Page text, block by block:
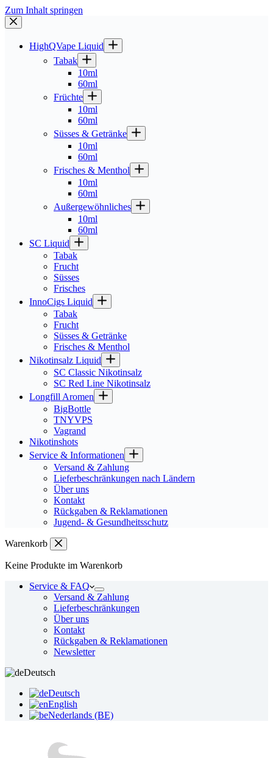
Zum Inhalt springen
HighQVape Liquid
Tabak
10ml
60ml
Früchte
10ml
60ml
Süsses & Getränke
10ml
60ml
Frisches & Menthol
10ml
60ml
Außergewöhnliches
10ml
60ml
SC Liquid
Tabak
Frucht
Süsses
Frisches
InnoCigs Liquid
Tabak
Frucht
Süsses & Getränke
Frisches & Menthol
Nikotinsalz Liquid
SC Classic Nikotinsalz
SC Red Line Nikotinsalz
Longfill Aromen
BigBottle
TNYVPS
Vagrand
Nikotinshots
Service & Informationen
Versand & Zahlung
Lieferbeschränkungen nach Ländern
Über uns
Kontakt
Rückgaben & Reklamationen
Jugend- & Gesundheitsschutz
Warenkorb
Keine Produkte im Warenkorb
Service & FAQ
Versand & Zahlung
Lieferbeschränkungen
Über uns
Kontakt
Rückgaben & Reklamationen
Newsletter
Deutsch
Deutsch
English
Nederlands (BE)